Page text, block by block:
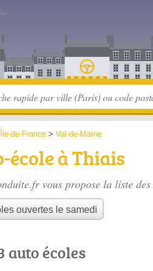
Île-de-France > Val-de-Marne
école à Thiais
vous propose la liste des
ouvertes le samedi
auto écoles